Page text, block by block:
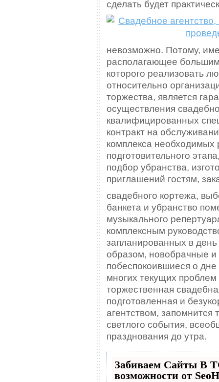
сделать будет
невозможно. Потому,
располагающее
которого реализовать
относительно
торжества, является
осуществления
квалифицированных
контракт на
комплекса необходимых
подготовительного
подбор убранства,
приглашений гостям,
свадебного кортежа,
банкета и убранство
музыкального
комплексным
запланированных в
образом, новобрачные и
побеспокоившиеся о
многих текущих
торжественная
подготовленная и
агентством,
светлого события,
празднования до утра.
Забиваем Сайты В
возможности от